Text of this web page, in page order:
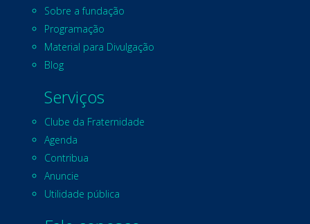
Sobre a fundação
Programação
Material para Divulgação
Blog
Serviços
Clube da Fraternidade
Agenda
Contribua
Anuncie
Utilidade pública